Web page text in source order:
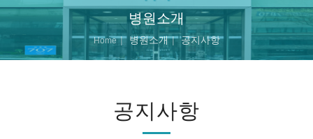
병원소개
Home 병원소개 공지사항
공지사항